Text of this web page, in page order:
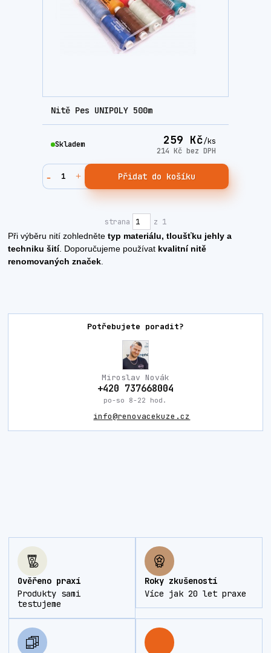
Potřebujete poradit?
Miroslav Novák
+420 737668004
po-so 8-22 hod.
info@renovacekuze.cz
Nitě Pes UNIPOLY 500m
259 Kč/ks
214 Kč bez DPH
Skladem
Přidat do košíku
strana
z 1
Při výběru nití zohlednětetyp materiálu, tloušťku jehly a
techniku šití. Doporučujeme používat kvalitní nitě
renomovaných značek
Ověřeno praxí
Produkty sami
testujeme
Roky zkušeností
Více jak 20 let praxe